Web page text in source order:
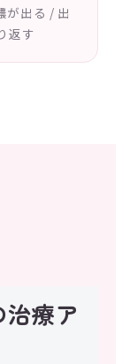
が出る / 出
返す
療ア